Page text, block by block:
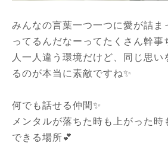
みんなの言葉一つ一つに愛が詰ま
ってるんだなーってたくさん幹事
人一人違う環境だけど、同じ思い
るのが本当に素敵ですね✨
何でも話せる仲間✨
メンタルが落ちた時も上がった
できる場所💕